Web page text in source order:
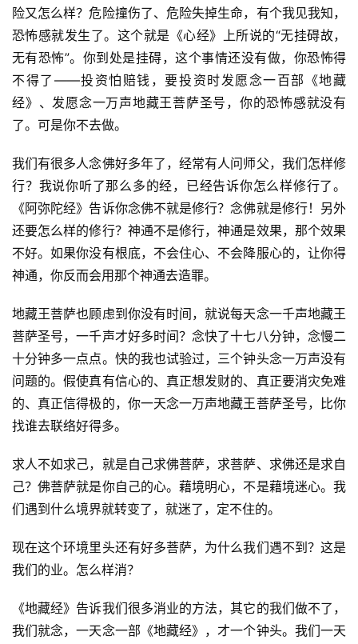
险又怎么样？危险撞伤了、危险失掉生命，有个我见我知，
恐怖感就发生了。这个就是《心经》上所说的“无挂碍故，
无有恐怖”。你到处是挂碍，这个事情还没有做，你恐怖得
不得了——投资怕赔钱，要投资时发愿念一百部《地藏
经》、发愿念一万声地藏王菩萨圣号，你的恐怖感就没有
了。可是你不去做。
我们有很多人念佛好多年了，经常有人问师父，我们怎样修
行？我说你听了那么多的经，已经告诉你怎么样修行了。
《阿弥陀经》告诉你念佛不就是修行？念佛就是修行！另外
还要怎么样的修行？神通不是修行，神通是效果，那个效果
不好。如果你没有根底，不会住心、不会降服心的，让你得
神通，你反而会用那个神通去造罪。
地藏王菩萨也顾虑到你没有时间，就说每天念一千声地藏王
菩萨圣号，一千声才好多时间？念快了十七八分钟，念慢二
十分钟多一点点。快的我也试验过，三个钟头念一万声没有
问题的。假使真有信心的、真正想发财的、真正要消灾免难
的、真正信得极的，你一天念一万声地藏王菩萨圣号，比你
找谁去联络好得多。
求人不如求己，就是自己求佛菩萨，求菩萨、求佛还是求自
己？佛菩萨就是你自己的心。藉境明心，不是藉境迷心。我
们遇到什么境界就转变了，就迷了，定不住的。
现在这个环境里头还有好多菩萨，为什么我们遇不到？这是
我们的业。怎么样消？
《地藏经》告诉我们很多消业的方法，其它的我们做不了，
我们就念，一天念一部《地藏经》，才一个钟头。我们一天